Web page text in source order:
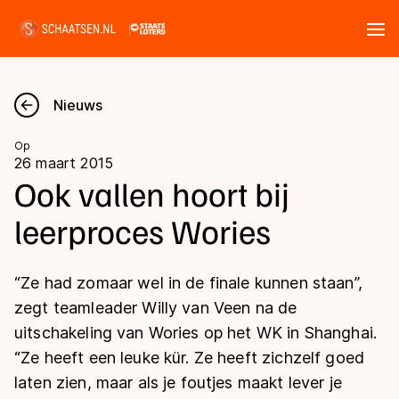
Nieuws
Kalender
Disciplines
Langebaan
Shorttrack
Inlineskaten
Uitslagen
Langebaan
Shorttrack
Marathon
Tijden & historie
Ranglijsten Langebaan
Nieuws
Op
26 maart 2015
Ook vallen hoort bij
leerproces Wories
“Ze had zomaar wel in de finale kunnen staan”,
zegt teamleader Willy van Veen na de
uitschakeling van Wories op het WK in Shanghai.
“Ze heeft een leuke kür. Ze heeft zichzelf goed
laten zien, maar als je foutjes maakt lever je